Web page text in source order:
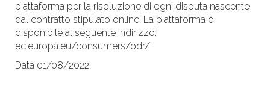
piattaforma per la risoluzione di ogni disputa nascente
dal contratto stipulato online. La piattaforma è
disponibile al seguente indirizzo:
ec.europa.eu/consumers/odr/
Data 01/08/2022